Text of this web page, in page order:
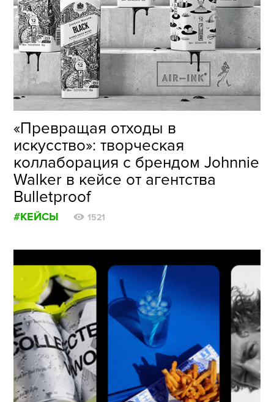
«Превращая отходы в
искусство»: творческая
коллаборация с брендом Johnnie
Walker в кейсе от агентства
Bulletproof
#КЕЙСЫ 1521